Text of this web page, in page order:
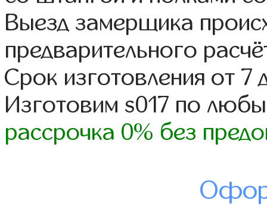
Выезд замерщика
предварительного
Срок изготовления от 7
Изготовим s017 по
рассрочка 0% без